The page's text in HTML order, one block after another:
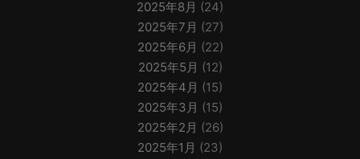
2025年8月 (24)
2025年7月 (27)
2025年6月 (22)
2025年5月 (12)
2025年4月 (15)
2025年3月 (15)
2025年2月 (26)
2025年1月 (23)